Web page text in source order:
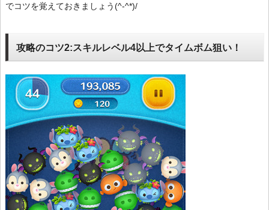
でコツを覚えておきましょう(^-^*)/
攻略のコツ2:スキルレベル4以上でタイムボム狙い！